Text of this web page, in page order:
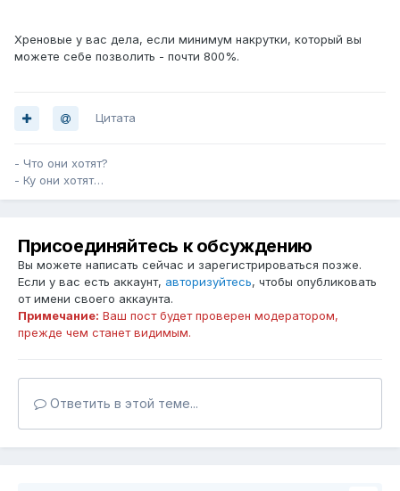
Хреновые у вас дела, если минимум накрутки, который вы
можете себе позволить - почти 800%.
Цитата
- Что они хотят?
- Ку они хотят…
Присоединяйтесь к обсуждению
Вы можете написать сейчас и зарегистрироваться позже.
Если у вас есть аккаунт, авторизуйтесь, чтобы опубликовать
от имени своего аккаунта.
Примечание: Ваш пост будет проверен модератором,
прежде чем станет видимым.
Ответить в этой теме...